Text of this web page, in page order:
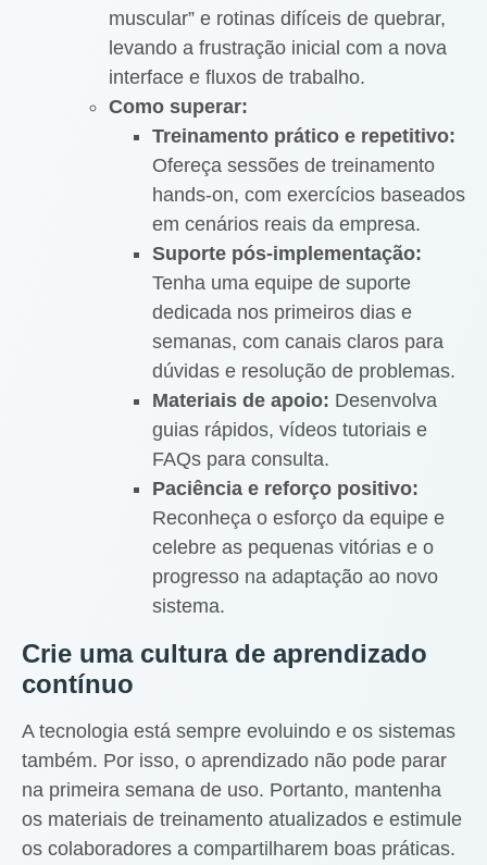
muscular” e rotinas difíceis de quebrar,
levando a frustração inicial com a nova
interface e fluxos de trabalho.
Como superar:
Treinamento prático e repetitivo:
Ofereça sessões de treinamento
hands-on, com exercícios baseados
em cenários reais da empresa.
Suporte pós-implementação:
Tenha uma equipe de suporte
dedicada nos primeiros dias e
semanas, com canais claros para
dúvidas e resolução de problemas.
Materiais de apoio: Desenvolva
guias rápidos, vídeos tutoriais e
FAQs para consulta.
Paciência e reforço positivo:
Reconheça o esforço da equipe e
celebre as pequenas vitórias e o
progresso na adaptação ao novo
sistema.
Crie uma cultura de aprendizado
contínuo
A tecnologia está sempre evoluindo e os sistemas
também. Por isso, o aprendizado não pode parar
na primeira semana de uso. Portanto, mantenha
os materiais de treinamento atualizados e estimule
os colaboradores a compartilharem boas práticas.